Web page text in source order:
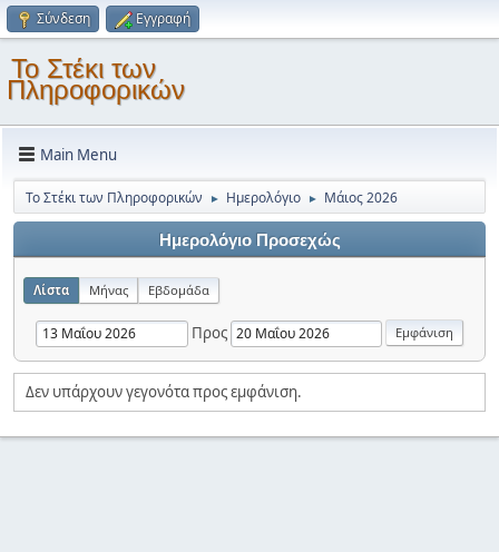
Σύνδεση Εγγραφή
Το Στέκι των
Πληροφορικών
Main Menu
Το Στέκι των Πληροφορικών ► Ημερολόγιο ► Μάιος 2026
Ημερολόγιο Προσεχώς
Λίστα Μήνας Εβδομάδα
Προς
Δεν υπάρχουν γεγονότα προς εμφάνιση.